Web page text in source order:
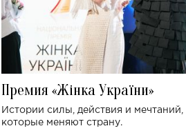
Премия «Жінка України»
Истории силы, действия и мечтаний,
которые меняют страну.